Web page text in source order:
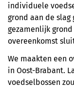
individuele
grond aan de slag
gezamenlijk
overeenkomst
We maakten een
in Oost-Brabant.
voedselbossen